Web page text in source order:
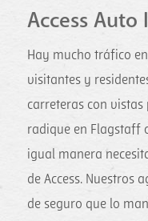
Access Auto
Hay mucho tráfico
visitantes y
carreteras con vistas
radique en Flagstaff
igual manera
de Access. Nuestros
de seguro que lo